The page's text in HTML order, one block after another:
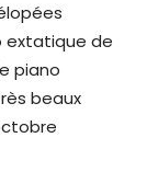
extatique de
piano
beaux